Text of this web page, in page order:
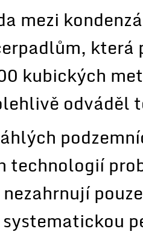
mezi
kubických
odváděl
technologií